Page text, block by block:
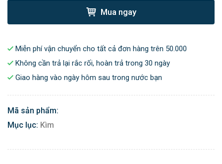
Mua ngay
Miễn phí vận chuyển cho tất cả đơn hàng trên 50.000
Không cần trả lại rắc rối, hoàn trả trong 30 ngày
Giao hàng vào ngày hôm sau trong nước bạn
Mã sản phẩm:
Mục lục: Kìm